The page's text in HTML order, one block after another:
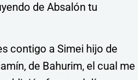
de Absalón tu
contigo a Simei hijo de
de Bahurim, el cual me